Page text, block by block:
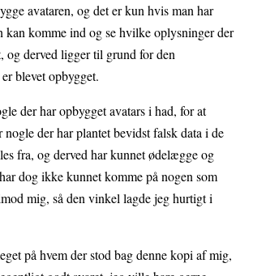
avataren, og det er kun hvis man har
kan komme ind og se hvilke oplysninger der
og derved ligger til grund for den
blevet opbygget.
der har opbygget avatars i had, for at
nogle der har plantet bevidst falsk data i de
fra, og derved har kunnet ødelægge og
dog ikke kunnet komme på nogen som
mig, så den vinkel lagde jeg hurtigt i
på hvem der stod bag denne kopi af mig,